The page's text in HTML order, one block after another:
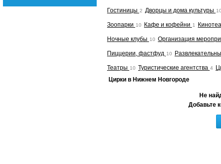
Гостиницы 2 Дворцы и дома культуры
Зоопарки 10 Кафе и кофейни 1
Ночные клубы 10 Организация
Пиццерии, фастфуд 10
Театры 10 Туристические агентства 4
Цирки в Нижнем Новгороде
Не
Добавьте